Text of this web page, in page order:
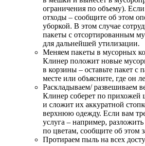
ограничения по объему).
отходы – сообщите об этом
уборкой. В этом случае
пакеты с отсортированным
для дальнейшей утилизации.
Меняем пакеты в мусорных
Клинер положит новые
в корзины – оставьте пакет с
месте или объясните, где он
Раскладываем/ развешиваем
Клинер соберет по
и сложит их аккуратной
верхнюю одежду. Если вам
услуга – например,
по цветам, сообщите об этом
Протираем пыль на всех